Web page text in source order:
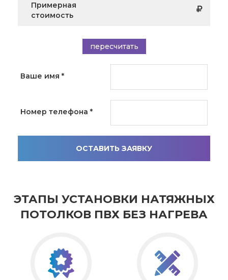
Примерная
стоимость
пересчитать
Ваше имя *
Номер телефона *
ОСТАВИТЬ ЗАЯВКУ
ЭТАПЫ УСТАНОВКИ НАТЯЖНЫХ
ПОТОЛКОВ ПВХ БЕЗ НАГРЕВА